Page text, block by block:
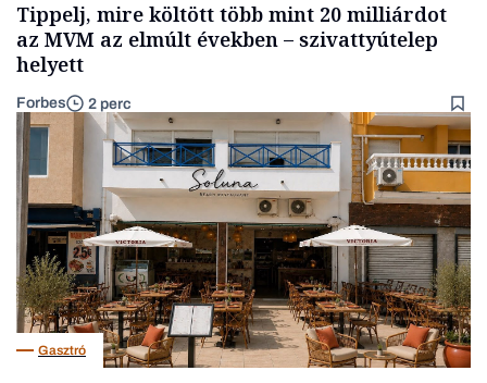
Tippelj, mire költött több mint 20 milliárdot
az MVM az elmúlt években – szivattyútelep
helyett
Forbes 2 perc
Gasztró